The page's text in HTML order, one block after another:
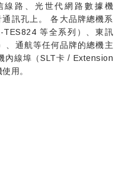
路、光世代網路數據機
通訊孔上。 各大品牌總機系
等全系列）、東訊
、通航等任何品牌的總機主
內線埠（SLT卡 / Extension
用。